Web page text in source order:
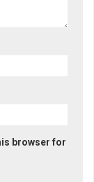
browser for